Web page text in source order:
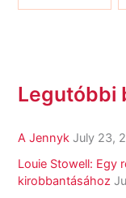
Legutóbbi
A Jennyk July 23,
Louie Stowell: Egy
kirobbantásához